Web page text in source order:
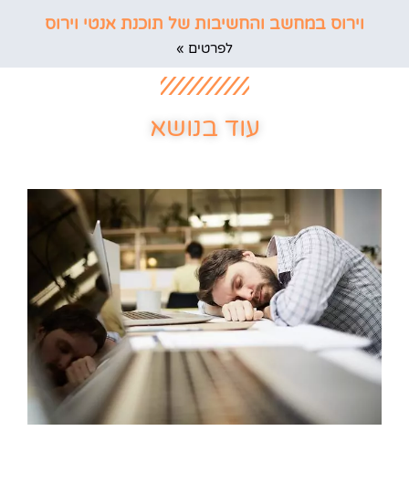
וירוס במחשב והחשיבות של תוכנת אנטי וירוס
לפרטים »
עוד בנושא